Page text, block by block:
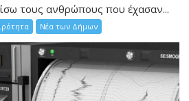
τους ανθρώπους που έχασαν...
Νέα των Δήμων